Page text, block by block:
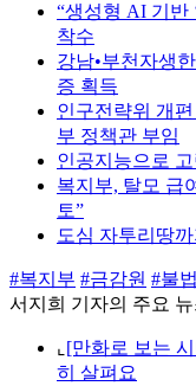
“생성형 AI 기반
착수
강남•부천자생
증 획득
인구전략위 개
부 정책관 부임
인공지능으로
복지부, 탈모 급
토”
도심 자투리땅
#복지부 #금감원 #불
서지희 기자의 주요
⌞ [만화로 보는
히 살펴요